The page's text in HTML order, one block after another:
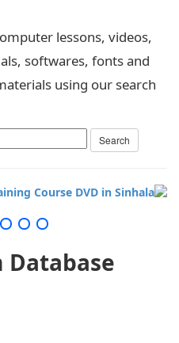
lessons, videos,
softwares, fonts and
using our search
Database